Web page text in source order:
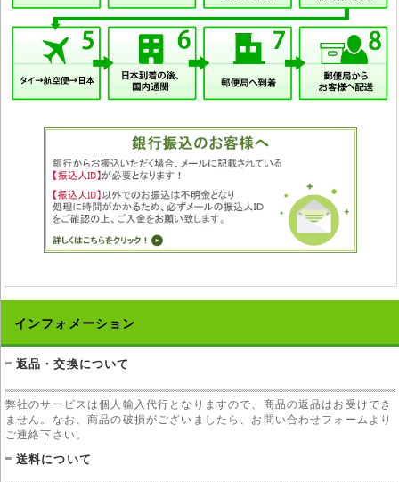
インフォメーション
返品・交換について
弊社のサービスは個人輸入代行となりますので、商品の返品はお受けでき
ません。なお、商品の破損がございましたら、お問い合わせフォームより
ご連絡下さい。
送料について